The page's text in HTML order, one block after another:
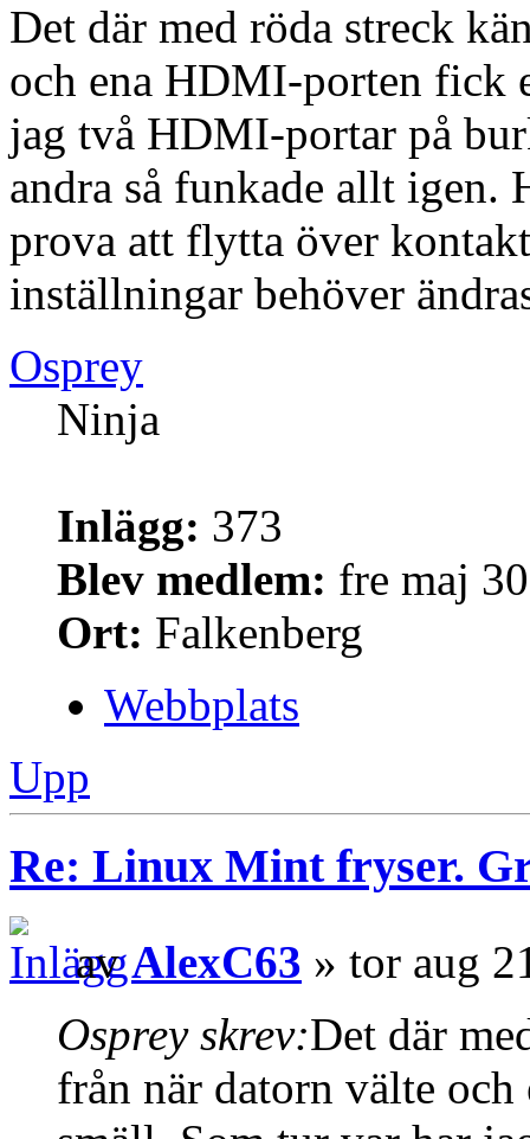
Det där med röda streck
och ena HDMI-porten fick
jag två HDMI-portar på
andra så funkade allt igen.
prova att flytta över
inställningar behöver
Osprey
Ninja
Inlägg: 373
Blev medlem: fre maj
Ort: Falkenberg
Webbplats
Upp
Re: Linux Mint fryser.
avAlexC63 » tor aug
Osprey skrev:Det där
från när datorn välte